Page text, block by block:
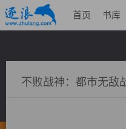
首页 书库
不败战神：都市无敌